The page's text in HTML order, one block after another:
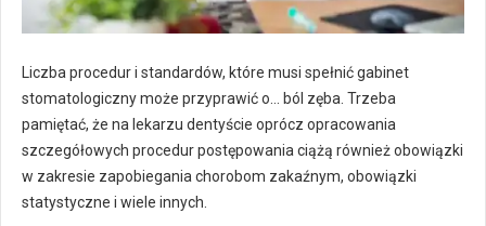
Liczba procedur i standardów, które musi spełnić gabinet
stomatologiczny może przyprawić o… ból zęba. Trzeba
pamiętać, że na lekarzu dentyście oprócz opracowania
szczegółowych procedur postępowania ciążą również obowiązki
w zakresie zapobiegania chorobom zakaźnym, obowiązki
statystyczne i wiele innych.